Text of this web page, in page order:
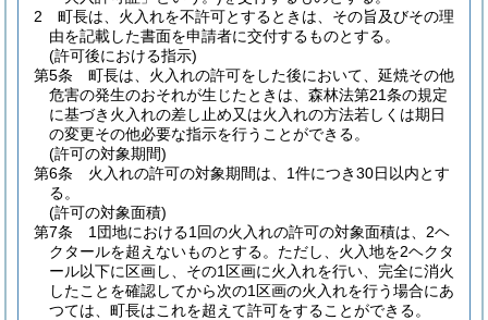
2
町長は、火入れを不許可とするときは、その旨及びその理
由を記載した書面を申請者に交付するものとする。
(許可後における指示)
第5条
町長は、火入れの許可をした後において、延焼その他
危害の発生のおそれが生じたときは、森林法第21条の規定
に基づき火入れの差し止め又は火入れの方法若しくは期日
の変更その他必要な指示を行うことができる。
(許可の対象期間)
第6条
火入れの許可の対象期間は、1件につき30日以内とす
る。
(許可の対象面積)
第7条
1団地における1回の火入れの許可の対象面積は、2ヘ
クタールを超えないものとする。 ただし、火入地を2ヘクタ
ール以下に区画し、その1区画に火入れを行い、完全に消火
したことを確認してから次の1区画の火入れを行う場合にあ
つては、町長はこれを超えて許可をすることができる。